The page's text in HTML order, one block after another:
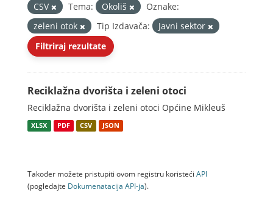
CSV
Tema: Okoliš
Oznake:
zeleni otok
Tip Izdavača:
Javni sektor
Filtriraj rezultate
Reciklažna dvorišta i zeleni otoci
Reciklažna dvorišta i zeleni otoci Općine Mikleuš
XLSX PDF CSV JSON
Također možete pristupiti ovom registru koristeći API
(pogledajte Dokumenаtаcijа API-jа).